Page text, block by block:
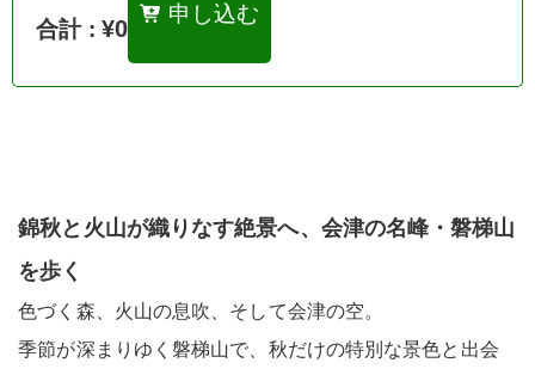
合計 : ¥0
申し込む
錦秋と火山が織りなす絶景へ、会津の名峰・磐梯山
を歩く
色づく森、火山の息吹、そして会津の空。
季節が深まりゆく磐梯山で、秋だけの特別な景色と出会